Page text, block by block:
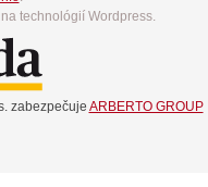
technológií Wordpress.
zabezpečuje ARBERTO GROUP